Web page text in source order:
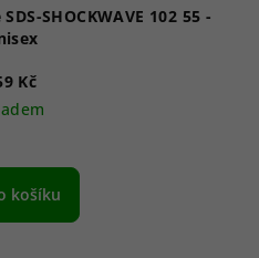
SHOCKWAVE 102 55 -
Kč
košíku